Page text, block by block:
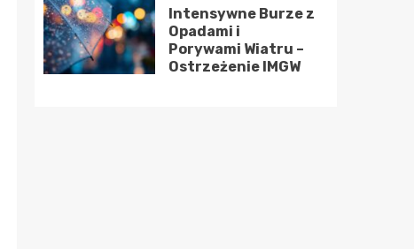
Intensywne Burze z
Opadami i
Porywami Wiatru –
Ostrzeżenie IMGW